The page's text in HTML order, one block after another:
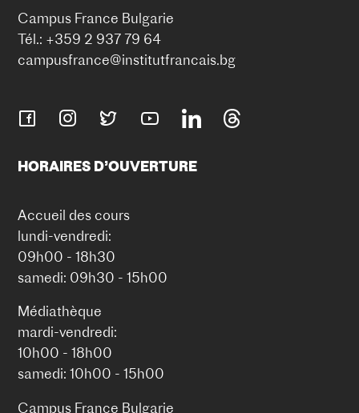
Campus France Bulgarie
Tél.: +359 2 937 79 64
campusfrance@institutfrancais.bg
HORAIRES D’OUVERTURE
Accueil des cours
lundi-vendredi:
09h00 - 18h30
samedi: 09h30 - 15h00
Médiathèque
mardi-vendredi:
10h00 - 18h00
samedi: 10h00 - 15h00
Campus France Bulgarie